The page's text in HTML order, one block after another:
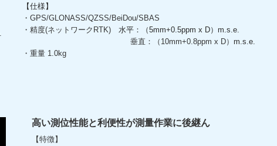
【仕様】
・GPS/GLONASS/QZSS/BeiDou/SBAS
・精度(ネットワークRTK) 水平：（5mm+0.5ppm x D）m.s.e.
垂直：（10mm+0.8ppm x D）m.s.e.
・重量 1.0kg
高い測位性能と利便性が測量作業に後継ん
【特徴】